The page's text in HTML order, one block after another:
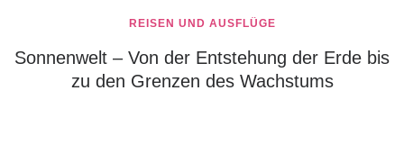
REISEN UND AUSFLÜGE
Sonnenwelt – Von der Entstehung der Erde bis
zu den Grenzen des Wachstums